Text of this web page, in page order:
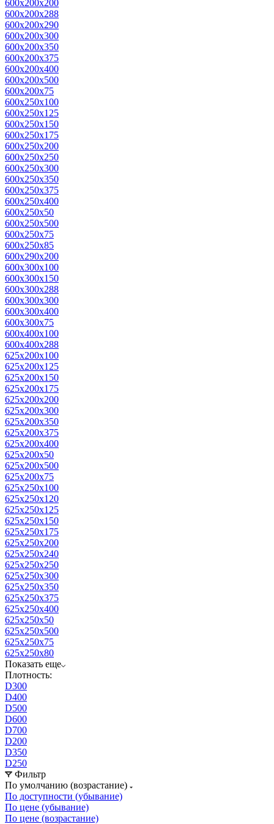
600x200x200
600x200x288
600x200x290
600x200x300
600x200x350
600x200x375
600x200x400
600x200x500
600x200x75
600x250x100
600x250x125
600x250x150
600x250x175
600x250x200
600x250x250
600x250x300
600x250x350
600x250x375
600x250x400
600x250x50
600x250x500
600x250x75
600x250x85
600x290x200
600x300x100
600x300x150
600x300x288
600x300x300
600x300x400
600x300x75
600x400x100
600x400x288
625x200x100
625x200x125
625x200x150
625x200x175
625x200x200
625x200x300
625x200x350
625x200x375
625x200x400
625x200x50
625x200x500
625x200x75
625x250x100
625x250x120
625x250x125
625x250x150
625x250x175
625x250x200
625x250x240
625x250x250
625x250x300
625x250x350
625x250x375
625x250x400
625x250x50
625x250x500
625x250x75
625x250x80
Показать еще
Плотность:
D300
D400
D500
D600
D700
D200
D350
D250
Фильтр
По умолчанию (возрастание)
По доступности (убывание)
По цене (убывание)
По цене (возрастание)